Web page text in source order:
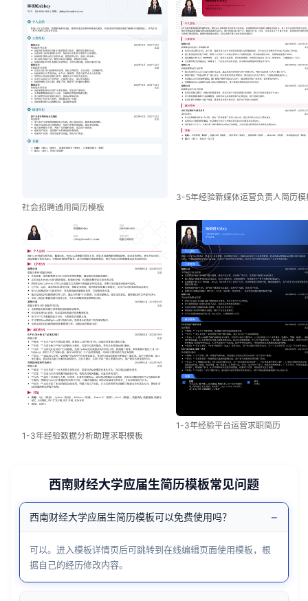
社会招聘通用简历模板
3-5年经验新媒体运营负责人简历模
1-3年经验数据分析助理求职模板
1-3年经验平台运营求职简历
西南财经大学应届生简历模板常见问题
西南财经大学应届生简历模板可以免费使用吗？ −
可以。进入模板详情页后可跳转到在线编辑页面使用模板，根
据自己的经历修改内容。